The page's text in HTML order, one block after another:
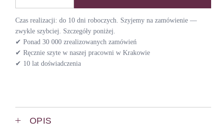
Czas realizacji: do 10 dni roboczych. Szyjemy na zamówienie —
zwykle szybciej. Szczegóły poniżej.
✔ Ponad 30 000 zrealizowanych zamówień
✔ Ręcznie szyte w naszej pracowni w Krakowie
✔ 10 lat doświadczenia
OPIS